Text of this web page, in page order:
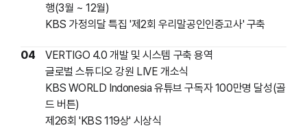
행(3월 ~ 12월)
KBS 가정의달 특집 '제2회 우리말공인인증고사' 구축
04
VERTIGO 4.0 개발 및 시스템 구축 용역
글로벌 스튜디오 강원 LIVE 개소식
KBS WORLD Indonesia 유튜브 구독자 100만명 달성(골
드 버튼)
제26회 'KBS 119상' 시상식